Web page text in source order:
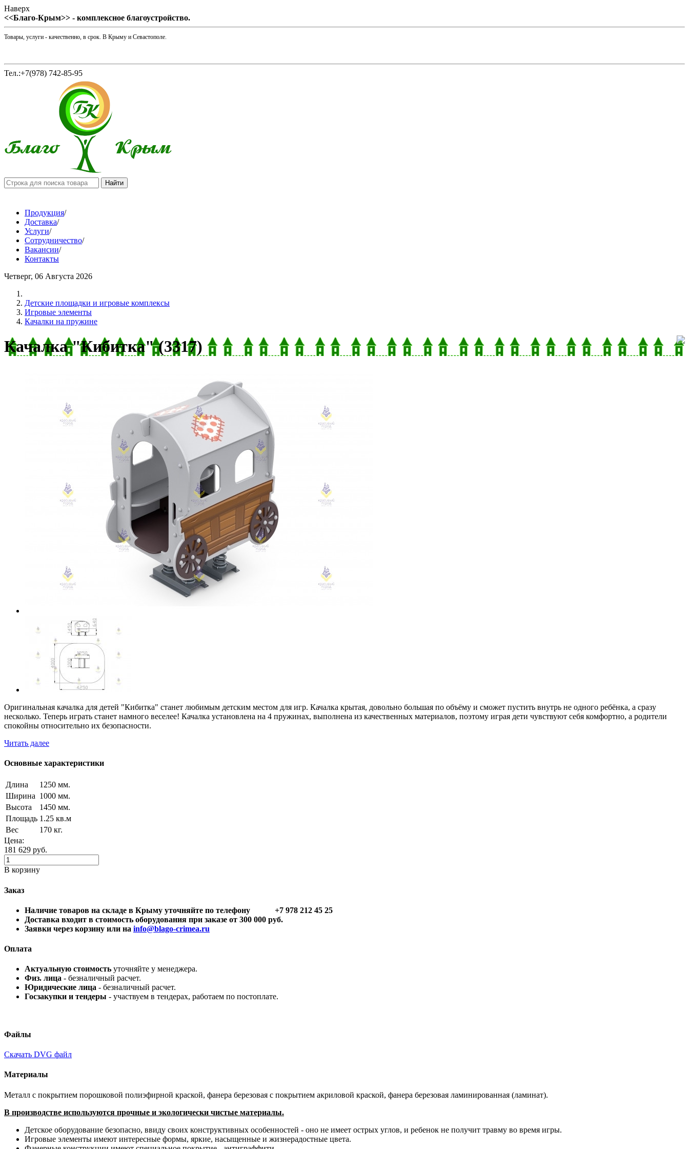
Наверх
<<Благо-Крым>> - комплексное благоустройство.
Товары, услуги - качественно, в срок. В Крыму и Севастополе.
Тел.:+7(978) 742-85-95
Продукция/
Доставка/
Услуги/
Сотрудничество/
Вакансии/
Контакты
Четверг, 06 Августа 2026
Детские площадки и игровые комплексы
Игровые элементы
Качалки на пружине
Качалка "Кибитка" (3317)
Оригинальная качалка для детей "Кибитка" станет любимым детским местом для игр. Качалка крытая, довольно большая по объёму и сможет пустить внутрь не одного ребёнка, а сразу
несколько. Теперь играть станет намного веселее! Качалка установлена на 4 пружинах, выполнена из качественных материалов, поэтому играя дети чувствуют себя комфортно, а родители
спокойны относительно их безопасности.
Читать далее
Основные характеристики
Длина
1250 мм.
Ширина 1000 мм.
Высота
1450 мм.
Площадь 1.25 кв.м
Вес
170 кг.
Цена:
181 629 руб.
В корзину
Заказ
Наличие товаров на складе в Крыму уточняйте по телефону +7 978 212 45 25
Доставка входит в стоимость оборудования при заказе от 300 000 руб.
Заявки через корзину или на info@blago-crimea.ru
Оплата
Актуальную стоимость уточняйте у менеджера.
Физ. лица - безналичный расчет.
Юридические лица - безналичный расчет.
Госзакупки и тендеры - участвуем в тендерах, работаем по постоплате.
Файлы
Скачать DVG файл
Материалы
Металл с покрытием порошковой полиэфирной краской, фанера березовая с покрытием акриловой краской, фанера березовая ламинированная (ламинат).
В производстве используются прочные и экологически чистые материалы.
Детское оборудование безопасно, ввиду своих конструктивных особенностей - оно не имеет острых углов, и ребенок не получит травму во время игры.
Игровые элементы имеют интересные формы, яркие, насыщенные и жизнерадостные цвета.